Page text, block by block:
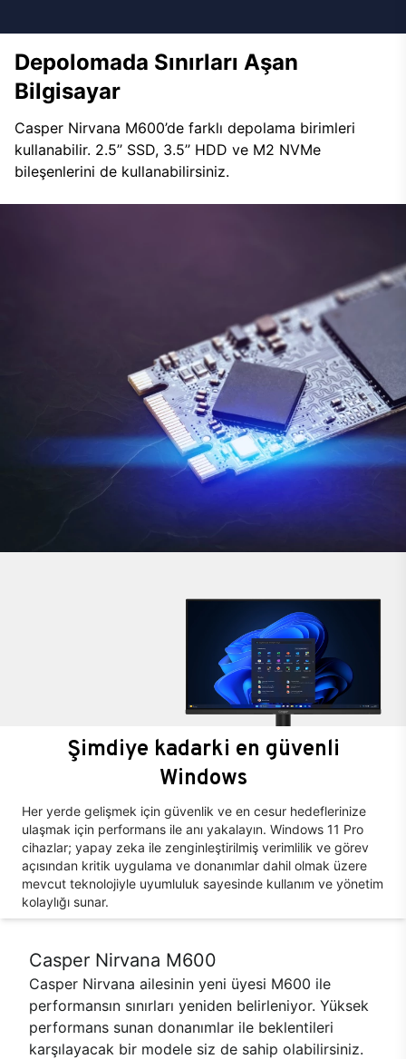
Depolomada Sınırları Aşan
Bilgisayar
Casper Nirvana M600’de farklı depolama birimleri
kullanabilir. 2.5’’ SSD, 3.5’’ HDD ve M2 NVMe
bileşenlerini de kullanabilirsiniz.
Şimdiye kadarki en güvenli
Windows
Her yerde gelişmek için güvenlik ve en cesur hedeflerinize
ulaşmak için performans ile anı yakalayın. Windows 11 Pro
cihazlar; yapay zeka ile zenginleştirilmiş verimlilik ve görev
açısından kritik uygulama ve donanımlar dahil olmak üzere
mevcut teknolojiyle uyumluluk sayesinde kullanım ve yönetim
kolaylığı sunar.
Casper Nirvana M600
Casper Nirvana ailesinin yeni üyesi M600 ile
performansın sınırları yeniden belirleniyor. Yüksek
performans sunan donanımlar ile beklentileri
karşılayacak bir modele siz de sahip olabilirsiniz.